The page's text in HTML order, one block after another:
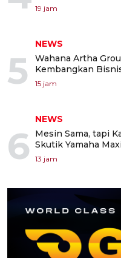
19 jam
5
NEWS
Wahana Artha
Kembangkan
15 jam
6
NEWS
Mesin Sama, tapi
Skutik Yamaha
13 jam